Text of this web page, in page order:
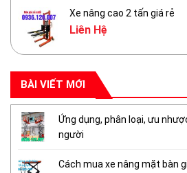
Xe nâng cao 2 tấn giá rẻ
Liên Hệ
BÀI VIẾT MỚI
Ứng dụng, phân loại, ưu
người
Cách mua xe nâng mặt bàn